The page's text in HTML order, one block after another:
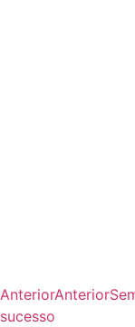
AnteriorAnterior
sucesso